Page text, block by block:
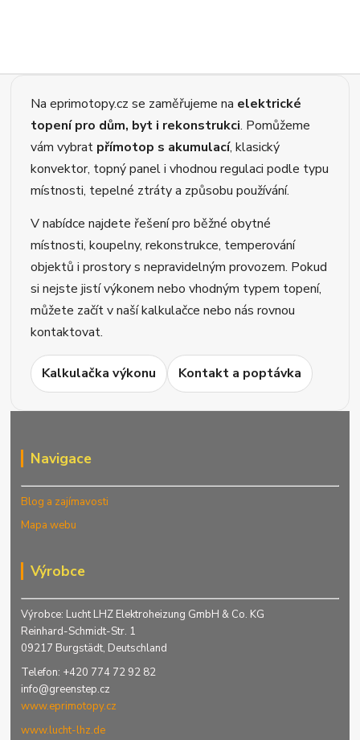
Na eprimotopy.cz se zaměřujeme na elektrické
topení pro dům, byt i rekonstrukci. Pomůžeme
vám vybrat přímotop s akumulací, klasický
konvektor, topný panel i vhodnou regulaci podle typu
místnosti, tepelné ztráty a způsobu používání.
V nabídce najdete řešení pro běžné obytné
místnosti, koupelny, rekonstrukce, temperování
objektů i prostory s nepravidelným provozem. Pokud
si nejste jistí výkonem nebo vhodným typem topení,
můžete začít v naší kalkulačce nebo nás rovnou
kontaktovat.
Kalkulačka výkonu Kontakt a poptávka
Navigace
Blog a zajímavosti
Mapa webu
Výrobce
Výrobce: Lucht LHZ Elektroheizung GmbH & Co. KG
Reinhard-Schmidt-Str. 1
09217 Burgstädt, Deutschland
Telefon: +420 774 72 92 82
info@greenstep.cz
www.eprimotopy.cz
www.lucht-lhz.de